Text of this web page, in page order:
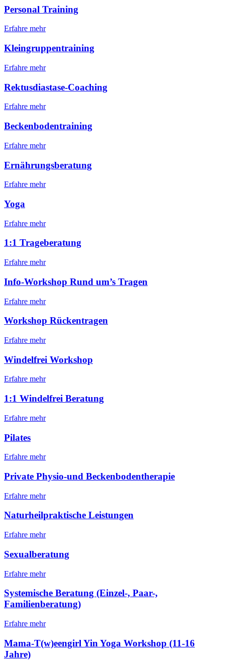
Personal Training
Erfahre mehr
Kleingruppentraining
Erfahre mehr
Rektusdiastase-Coaching
Erfahre mehr
Beckenbodentraining
Erfahre mehr
Ernährungsberatung
Erfahre mehr
Yoga
Erfahre mehr
1:1 Trageberatung
Erfahre mehr
Info-Workshop Rund um’s Tragen
Erfahre mehr
Workshop Rückentragen
Erfahre mehr
Windelfrei Workshop
Erfahre mehr
1:1 Windelfrei Beratung
Erfahre mehr
Pilates
Erfahre mehr
Private Physio-und Beckenbodentherapie
Erfahre mehr
Naturheilpraktische Leistungen
Erfahre mehr
Sexualberatung
Erfahre mehr
Systemische Beratung (Einzel-, Paar-,
Familienberatung)
Erfahre mehr
Mama-T(w)eengirl Yin Yoga Workshop (11-16
Jahre)